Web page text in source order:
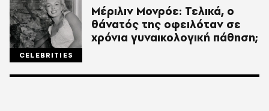
CELEBRITIES
Μέριλιν Μονρόε: Τελικά, ο
θάνατός της οφειλόταν σε
χρόνια γυναικολογική πάθηση;